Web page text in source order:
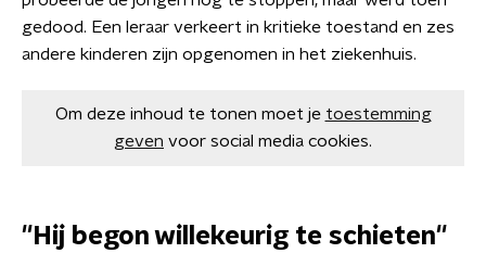
gedood. Een leraar verkeert in kritieke toestand en zes
andere kinderen zijn opgenomen in het ziekenhuis.
Om deze inhoud te tonen moet je toestemming
geven voor social media cookies.
''Hij begon willekeurig te schieten''